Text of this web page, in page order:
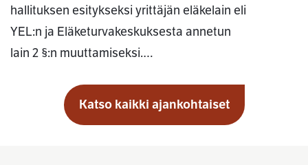
hallituksen esitykseksi yrittäjän eläkelain eli
YEL:n ja Eläketurvakeskuksesta annetun
lain 2 §:n muuttamiseksi.…
Katso kaikki ajankohtaiset